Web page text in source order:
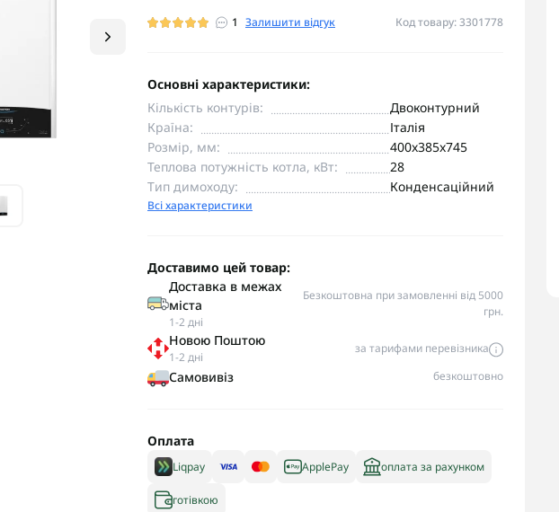
1 Залишити відгук Код товару: 3301778
Основні характеристики:
Кількість контурів:
Двоконтурний
Країна:
Італія
Розмір, мм:
400x385x745
Теплова потужність котла, кВт:
28
Тип димоходу:
Конденсаційний
Всі характеристики
Доставимо цей товар:
Доставка в межах
міста
1-2 дні
Безкоштовна при замовленні від 5000
грн.
Новою Поштою
1-2 дні
за тарифами перевізника
Самовивіз безкоштовно
Оплата
Liqpay ApplePay оплата за рахунком
готівкою